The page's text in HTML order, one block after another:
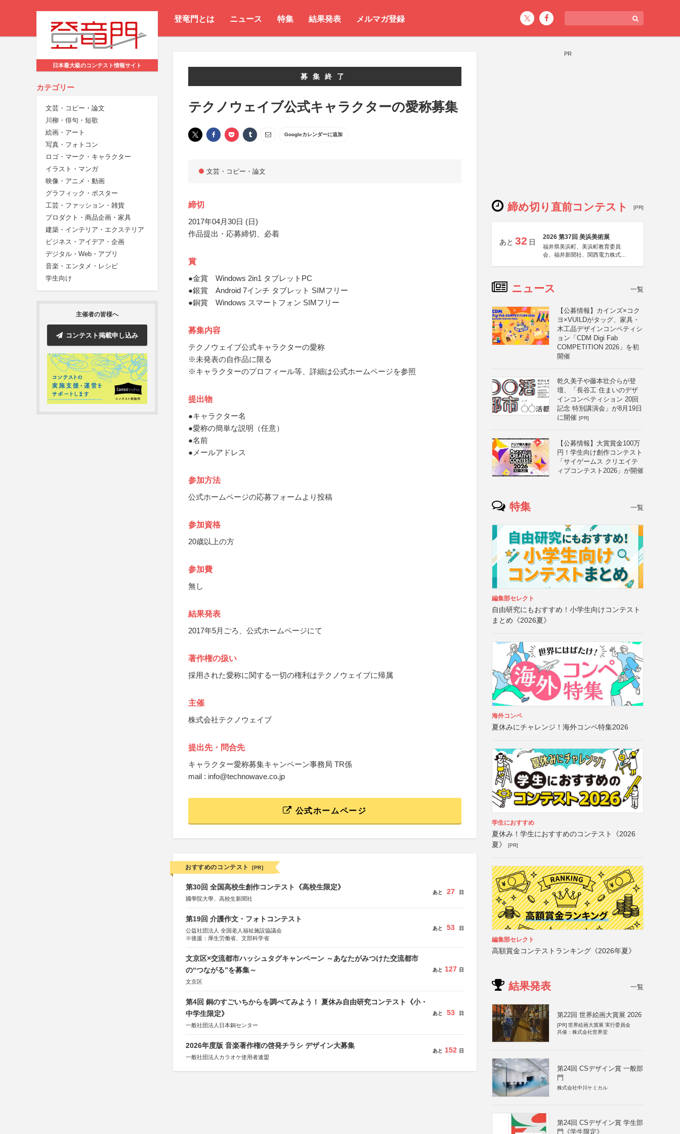
登竜門とは ニュース 特集 結果発表 メルマガ登録
日本最大級のコンテスト情報サイト
カテゴリー
文芸・コピー・論文
川柳・俳句・短歌
絵画・アート
写真・フォトコン
ロゴ・マーク・キャラクター
イラスト・マンガ
映像・アニメ・動画
グラフィック・ポスター
工芸・ファッション・雑貨
プロダクト・商品企画・家具
建築・インテリア・エクステリア
ビジネス・アイデア・企画
デジタル・Web・アプリ
音楽・エンタメ・レシピ
学生向け
主催者の皆様へ
コンテスト掲載申し込み
募集終了
テクノウェイブ公式キャラクターの愛称募集
Googleカレンダーに追加
文芸・コピー・論文
締切
2017年04月30日 (日)
作品提出・応募締切、必着
賞
●金賞 Windows 2in1 タブレットPC
●銀賞 Android 7インチ タブレット SIMフリー
●銅賞 Windows スマートフォン SIMフリー
募集内容
テクノウェイブ公式キャラクターの愛称
※未発表の自作品に限る
※キャラクターのプロフィール等、詳細は公式ホームページを参照
提出物
●キャラクター名
●愛称の簡単な説明（任意）
●名前
●メールアドレス
参加方法
公式ホームページの応募フォームより投稿
参加資格
20歳以上の方
参加費
無し
結果発表
2017年5月ごろ、公式ホームページにて
著作権の扱い
採用された愛称に関する一切の権利はテクノウェイブに帰属
主催
株式会社テクノウェイブ
提出先・問合先
キャラクター愛称募集キャンペーン事務局 TR係
mail : info@technowave.co.jp
公式ホームページ
おすすめのコンテスト [PR]
第30回 全国高校生創作コンテスト《高校生限定》
國學院大學、高校生新聞社
あと 27 日
第19回 介護作文・フォトコンテスト
公益社団法人 全国老人福祉施設協議会
※後援：厚生労働省、文部科学省
あと 53 日
文京区×交流都市ハッシュタグキャンペーン ～あなたがみつけた交流都市
の“つながる”を募集～
文京区
あと 127 日
第4回 銅のすごいちからを調べてみよう！ 夏休み自由研究コンテスト《小・
中学生限定》
一般社団法人日本銅センター
あと 53 日
2026年度版 音楽著作権の啓発チラシ デザイン大募集
一般社団法人カラオケ使用者連盟
あと 152 日
PR
締め切り直前コンテスト [PR]
あと 32 日
2026 第37回 美浜美術展
福井県美浜町、美浜町教育委員
会、福井新聞社、関西電力株式会
ニュース 一覧
【公募情報】カインズ×コク
ヨ×VUILDがタッグ、家具・
木工品デザインコンペティシ
ョン「CDM Digi Fab
COMPETITION 2026」を初
開催
乾久美子や藤本壮介らが登
壇、「長谷工 住まいのデザ
インコンペティション 20回
記念 特別講演会」が8月19日
に開催 [PR]
【公募情報】大賞賞金100万
円！学生向け創作コンテスト
「サイゲームス クリエイテ
ィブコンテスト2026」が開催
特集 一覧
編集部セレクト
自由研究にもおすすめ！小学生向けコンテスト
まとめ《2026夏》
海外コンペ
夏休みにチャレンジ！海外コンペ特集2026
学生におすすめ
夏休み！学生におすすめのコンテスト《2026
夏》
[PR]
編集部セレクト
高額賞金コンテストランキング《2026年夏》
結果発表 一覧
第22回 世界絵画大賞展 2026
[PR] 世界絵画大賞展 実行委員会
共催：株式会社世界堂
第24回 CSデザイン賞 一般部
門
株式会社中川ケミカル
第24回 CSデザイン賞 学生部
門《学生限定》